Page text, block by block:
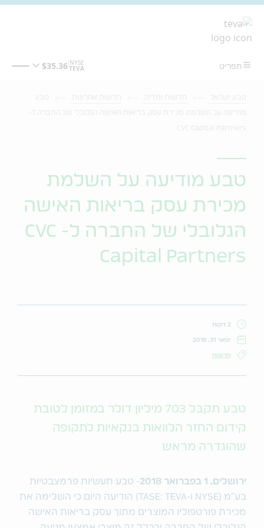
טבע מודיעה על השלמת
מכירת עסק בריאות האישה
הגלובלי של החברה ל- CVC
Capital Partners
2 דקות
ינואר 31, 2018
חדשות
טבע תקבל 703 מיליון דולר במזומן לטובת
קידום החזר הלוואות בנקאיות לתקופה
שהוגדרה מראש
ירושלים, 1 בפברואר 2018
- טבע תעשיות פרמצבטיות
בע"מ (NYSE ו-TASE: TEVA) הודיעה היום כי השלימה את
מכירת פורטפוליו המוצרים מתוך עסק בריאות האישה